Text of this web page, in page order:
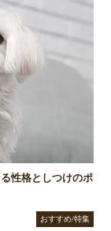
性格としつけのポ
おすすめ/特集